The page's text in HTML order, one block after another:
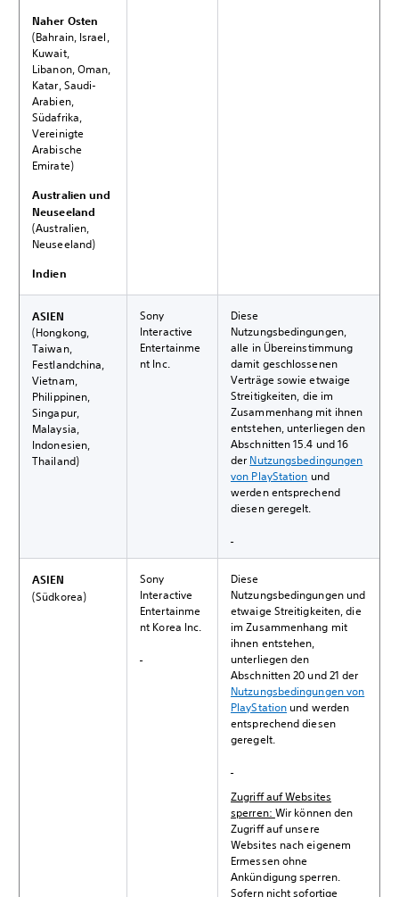
Naher Osten
(Bahrain, Israel,
Kuwait,
Libanon, Oman,
Katar, Saudi-
Arabien,
Südafrika,
Vereinigte
Arabische
Emirate)
Australien und
Neuseeland
(Australien,
Neuseeland)
Indien
ASIEN
(Hongkong,
Taiwan,
Festlandchina,
Vietnam,
Philippinen,
Singapur,
Malaysia,
Indonesien,
Thailand)
Sony
Interactive
Entertainme
nt Inc.
Diese
Nutzungsbedingungen,
alle in Übereinstimmung
damit geschlossenen
Verträge sowie etwaige
Streitigkeiten, die im
Zusammenhang mit ihnen
entstehen, unterliegen den
Abschnitten 15.4 und 16
der Nutzungsbedingungen
von PlayStation und
werden entsprechend
diesen geregelt.
ASIEN
(Südkorea)
Sony
Interactive
Entertainme
nt Korea Inc.
Diese
Nutzungsbedingungen und
etwaige Streitigkeiten, die
im Zusammenhang mit
ihnen entstehen,
unterliegen den
Abschnitten 20 und 21 der
Nutzungsbedingungen von
PlayStation und werden
entsprechend diesen
geregelt.
Zugriff auf Websites
sperren: Wir können den
Zugriff auf unsere
Websites nach eigenem
Ermessen ohne
Ankündigung sperren.
Sofern nicht sofortige